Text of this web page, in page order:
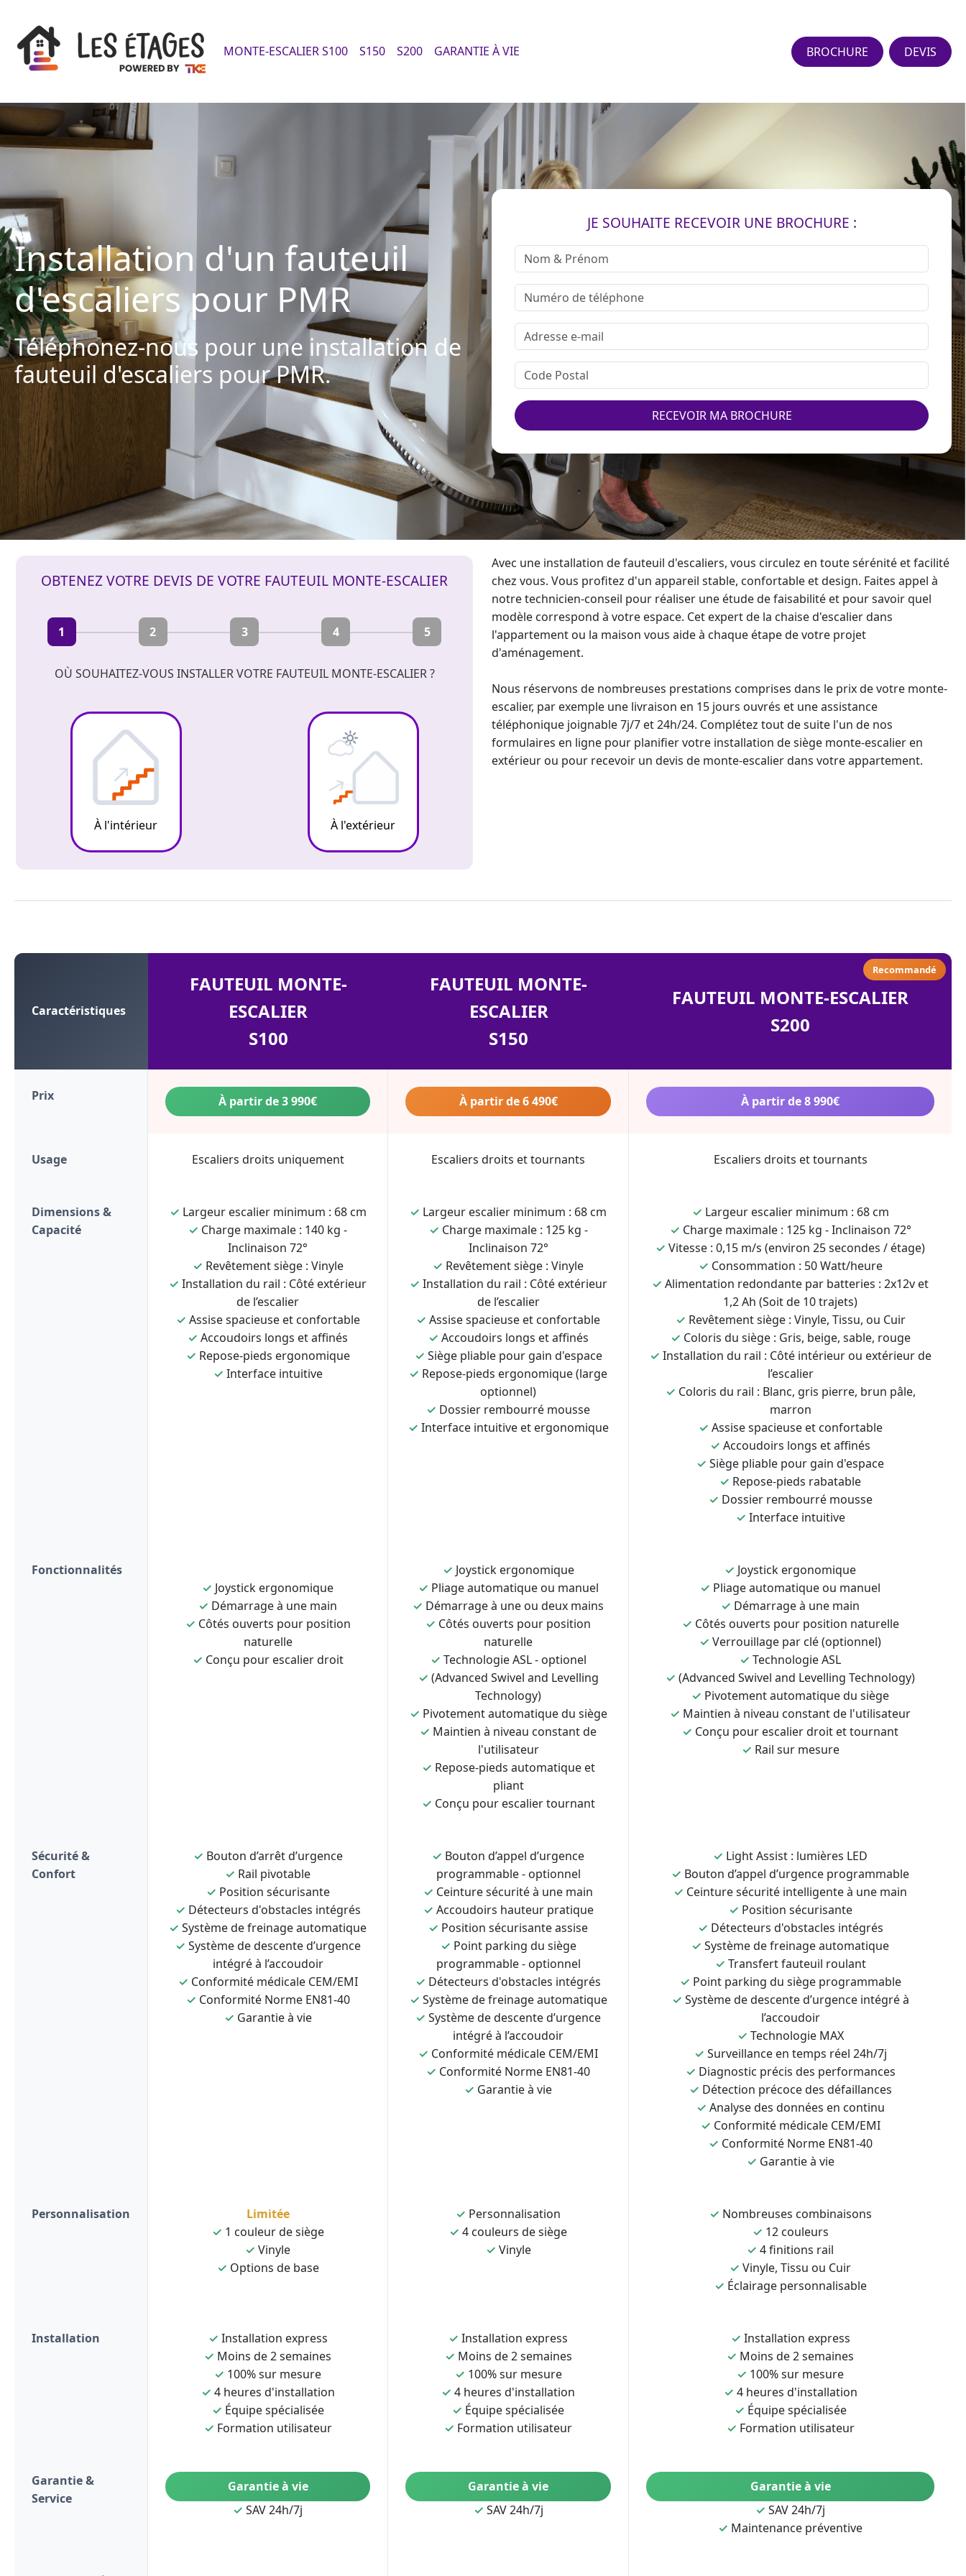
MONTE-ESCALIER S100 S150 S200 GARANTIE À VIE BROCHURE DEVIS
Installation d'un fauteuil
d'escaliers pour PMR
Téléphonez-nous pour une installation de
fauteuil d'escaliers pour PMR.
JE SOUHAITE RECEVOIR UNE BROCHURE :
RECEVOIR MA BROCHURE
OBTENEZ VOTRE DEVIS DE VOTRE FAUTEUIL MONTE-ESCALIER
1 2 3 4 5
OÙ SOUHAITEZ-VOUS INSTALLER VOTRE FAUTEUIL MONTE-ESCALIER ?
À l'intérieur À l'extérieur
Avec une installation de fauteuil d'escaliers, vous circulez en toute sérénité et facilité
chez vous. Vous profitez d'un appareil stable, confortable et design. Faites appel à
notre technicien-conseil pour réaliser une étude de faisabilité et pour savoir quel
modèle correspond à votre espace. Cet expert de la chaise d'escalierdans
l'appartement ou la maison vous aide à chaque étape de votre projet
d'aménagement.
Nous réservons de nombreuses prestations comprises dans le prix de votre monte-
escalier, par exemple une livraison en 15 jours ouvrés et une assistance
téléphonique joignable 7j/7 et 24h/24. Complétez tout de suite l'un de nos
formulaires en ligne pour planifier votre installation desiège monte-escalier en
extérieur ou pour recevoir un devis de monte-escalierdans votre appartement.
Caractéristiques
FAUTEUIL MONTE-
ESCALIER
S100
FAUTEUIL MONTE-
ESCALIER
S150
FAUTEUIL MONTE-ESCALIER
S200
Recommandé
Prix À partir de 3 990€ À partir de 6 490€ À partir de 8 990€
Usage Escaliers droits uniquement Escaliers droits et tournants Escaliers droits et tournants
Dimensions &
Capacité
✓ Largeur escalier minimum : 68 cm
✓ Charge maximale : 140 kg -
Inclinaison 72°
✓ Revêtement siège : Vinyle
✓ Installation du rail : Côté extérieur
de l’escalier
✓ Assise spacieuse et confortable
✓ Accoudoirs longs et affinés
✓ Repose-pieds ergonomique
✓ Interface intuitive
✓ Largeur escalier minimum : 68 cm
✓ Charge maximale : 125 kg -
Inclinaison 72°
✓ Revêtement siège : Vinyle
✓ Installation du rail : Côté extérieur
de l’escalier
✓ Assise spacieuse et confortable
✓ Accoudoirs longs et affinés
✓ Siège pliable pour gain d'espace
✓ Repose-pieds ergonomique (large
optionnel)
✓ Dossier rembourré mousse
✓ Interface intuitive et ergonomique
✓ Largeur escalier minimum : 68 cm
✓ Charge maximale : 125 kg - Inclinaison 72°
✓ Vitesse : 0,15 m/s (environ 25 secondes / étage)
✓ Consommation : 50 Watt/heure
✓ Alimentation redondante par batteries : 2x12v et
1,2 Ah (Soit de 10 trajets)
✓ Revêtement siège : Vinyle, Tissu, ou Cuir
✓ Coloris du siège : Gris, beige, sable, rouge
✓ Installation du rail : Côté intérieur ou extérieur de
l’escalier
✓ Coloris du rail : Blanc, gris pierre, brun pâle,
marron
✓ Assise spacieuse et confortable
✓ Accoudoirs longs et affinés
✓ Siège pliable pour gain d'espace
✓ Repose-pieds rabatable
✓ Dossier rembourré mousse
✓ Interface intuitive
Fonctionnalités
✓ Joystick ergonomique
✓ Démarrage à une main
✓ Côtés ouverts pour position
naturelle
✓ Conçu pour escalier droit
✓ Joystick ergonomique
✓ Pliage automatique ou manuel
✓ Démarrage à une ou deux mains
✓ Côtés ouverts pour position
naturelle
✓ Technologie ASL - optionel
✓ (Advanced Swivel and Levelling
Technology)
✓ Pivotement automatique du siège
✓ Maintien à niveau constant de
l'utilisateur
✓ Repose-pieds automatique et
pliant
✓ Conçu pour escalier tournant
✓ Joystick ergonomique
✓ Pliage automatique ou manuel
✓ Démarrage à une main
✓ Côtés ouverts pour position naturelle
✓ Verrouillage par clé (optionnel)
✓ Technologie ASL
✓ (Advanced Swivel and Levelling Technology)
✓ Pivotement automatique du siège
✓ Maintien à niveau constant de l'utilisateur
✓ Conçu pour escalier droit et tournant
✓ Rail sur mesure
Sécurité &
Confort
✓ Bouton d’arrêt d’urgence
✓ Rail pivotable
✓ Position sécurisante
✓ Détecteurs d'obstacles intégrés
✓ Système de freinage automatique
✓ Système de descente d’urgence
intégré à l’accoudoir
✓ Conformité médicale CEM/EMI
✓ Conformité Norme EN81-40
✓ Garantie à vie
✓ Bouton d’appel d’urgence
programmable - optionnel
✓ Ceinture sécurité à une main
✓ Accoudoirs hauteur pratique
✓ Position sécurisante assise
✓ Point parking du siège
programmable - optionnel
✓ Détecteurs d'obstacles intégrés
✓ Système de freinage automatique
✓ Système de descente d’urgence
intégré à l’accoudoir
✓ Conformité médicale CEM/EMI
✓ Conformité Norme EN81-40
✓ Garantie à vie
✓ Light Assist : lumières LED
✓ Bouton d’appel d’urgence programmable
✓ Ceinture sécurité intelligente à une main
✓ Position sécurisante
✓ Détecteurs d'obstacles intégrés
✓ Système de freinage automatique
✓ Transfert fauteuil roulant
✓ Point parking du siège programmable
✓ Système de descente d’urgence intégré à
l’accoudoir
✓ Technologie MAX
✓ Surveillance en temps réel 24h/7j
✓ Diagnostic précis des performances
✓ Détection précoce des défaillances
✓ Analyse des données en continu
✓ Conformité médicale CEM/EMI
✓ Conformité Norme EN81-40
✓ Garantie à vie
Personnalisation
Limitée
✓ 1 couleur de siège
✓ Vinyle
✓ Options de base
✓ Personnalisation
✓ 4 couleurs de siège
✓ Vinyle
✓ Nombreuses combinaisons
✓ 12 couleurs
✓ 4 finitions rail
✓ Vinyle, Tissu ou Cuir
✓ Éclairage personnalisable
Installation ✓ Installation express
✓ Moins de 2 semaines
✓ 100% sur mesure
✓ 4 heures d'installation
✓ Équipe spécialisée
✓ Formation utilisateur
✓ Installation express
✓ Moins de 2 semaines
✓ 100% sur mesure
✓ 4 heures d'installation
✓ Équipe spécialisée
✓ Formation utilisateur
✓ Installation express
✓ Moins de 2 semaines
✓ 100% sur mesure
✓ 4 heures d'installation
✓ Équipe spécialisée
✓ Formation utilisateur
Garantie &
Service
Garantie à vie
✓ SAV 24h/7j
Garantie à vie
✓ SAV 24h/7j
Garantie à vie
✓ SAV 24h/7j
✓ Maintenance préventive